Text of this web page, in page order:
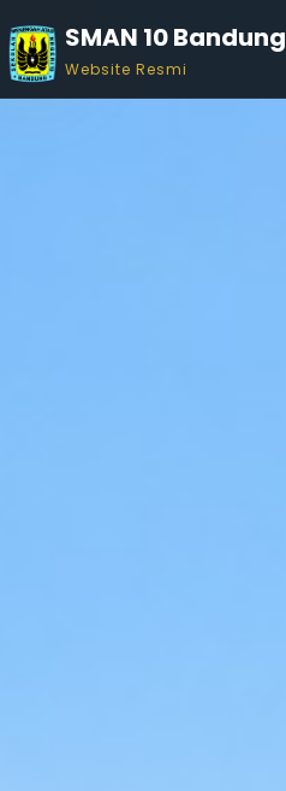
SMAN 10 Bandung
Website Resmi